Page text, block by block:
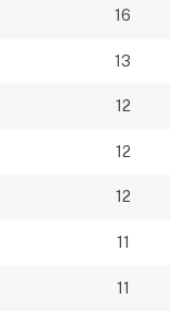
16
13
12
12
12
11
11